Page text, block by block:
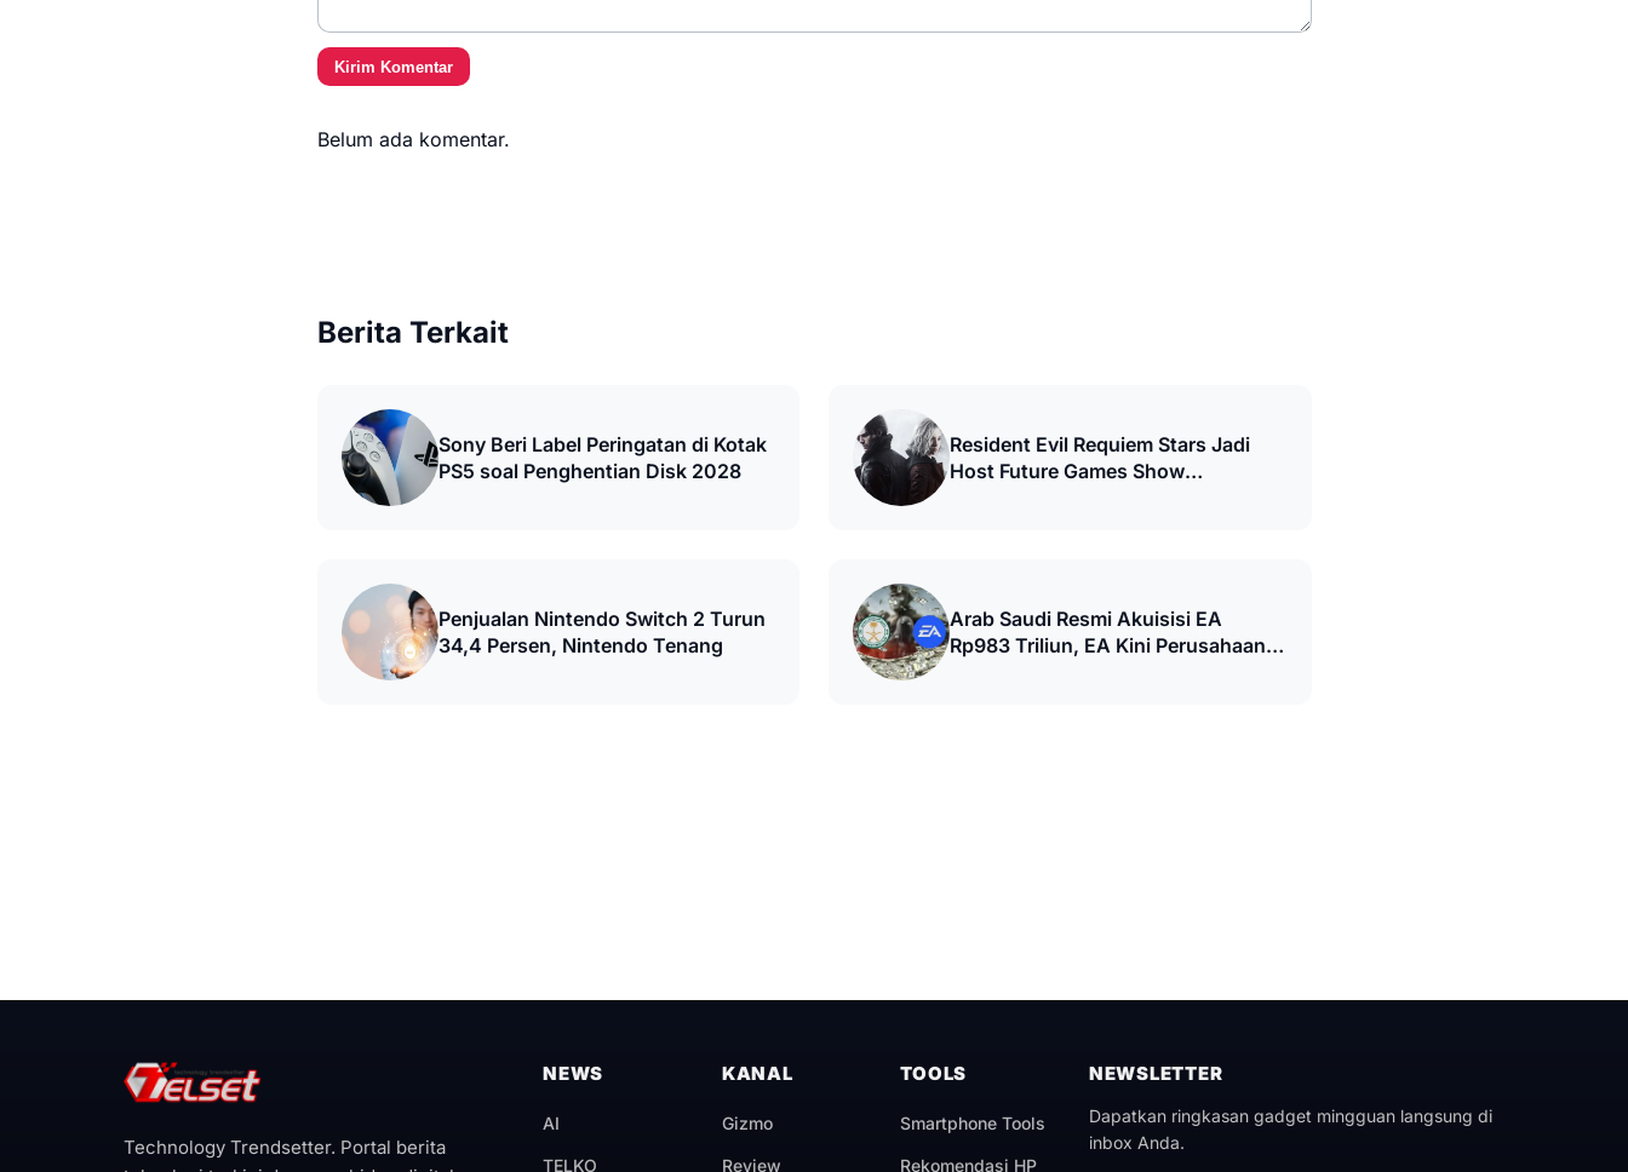
Kirim Komentar
Belum ada komentar.
Berita Terkait
Sony Beri Label Peringatan di Kotak
PS5 soal Penghentian Disk 2028
Resident Evil Requiem Stars Jadi
Host Future Games Show
Penjualan Nintendo Switch 2 Turun
34,4 Persen, Nintendo Tenang
Arab Saudi Resmi Akuisisi EA
Rp983 Triliun, EA Kini Perusahaan
Technology Trendsetter. Portal berita
NEWS
AI
TELKO
KANAL
Gizmo
Review
TOOLS
Smartphone Tools
Rekomendasi HP
NEWSLETTER
Dapatkan ringkasan gadget mingguan langsung di
inbox Anda.